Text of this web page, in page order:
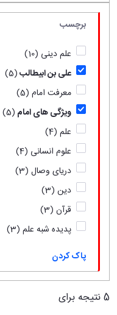
برچسب
علم دینی (10)
علی بن ابیطالب(5)
معرفت امام (5)
ویژگی های امام (5)
علم (4)
علوم انسانی (4)
دریای وصال (3)
دین (3)
قرآن (3)
پدیده شبه علم (3)
پاک کردن
5 نتیجه برای